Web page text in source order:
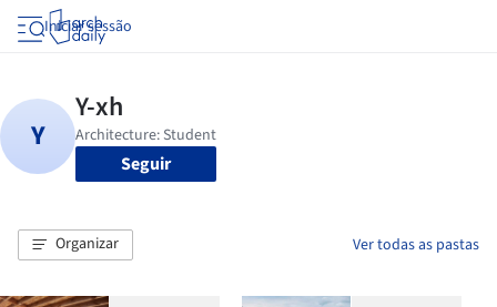
Iniciar sessão
Seguir
Organizar Ver todas as pastas